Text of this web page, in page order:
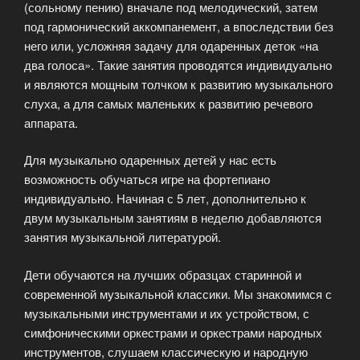
(сольному пению) вначале под мелодический, затем
под гармонический аккомпанемент, а впоследствии без
него или, усложняя задачу для одаренных деток «на
два голоса». Такие занятия проводятся индивидуально
и являются мощным толчком к развитию музыкального
слуха, а для самых маленьких к развитию речевого
аппарата.
Для музыкально одаренных детей у нас есть
возможность обучаться игре на фортепиано
индивидуально. Начиная с 5 лет, дополнительно к
двум музыкальным занятиям в неделю добавляются
занятия музыкальной литературой.
Дети обучаются на лучших образцах старинной и
современной музыкальной классики. Мы знакомимся с
музыкальными инструментами и их устройством, с
симфоническими оркестрами и оркестрами народных
инструментов, слушаем классическую и народную